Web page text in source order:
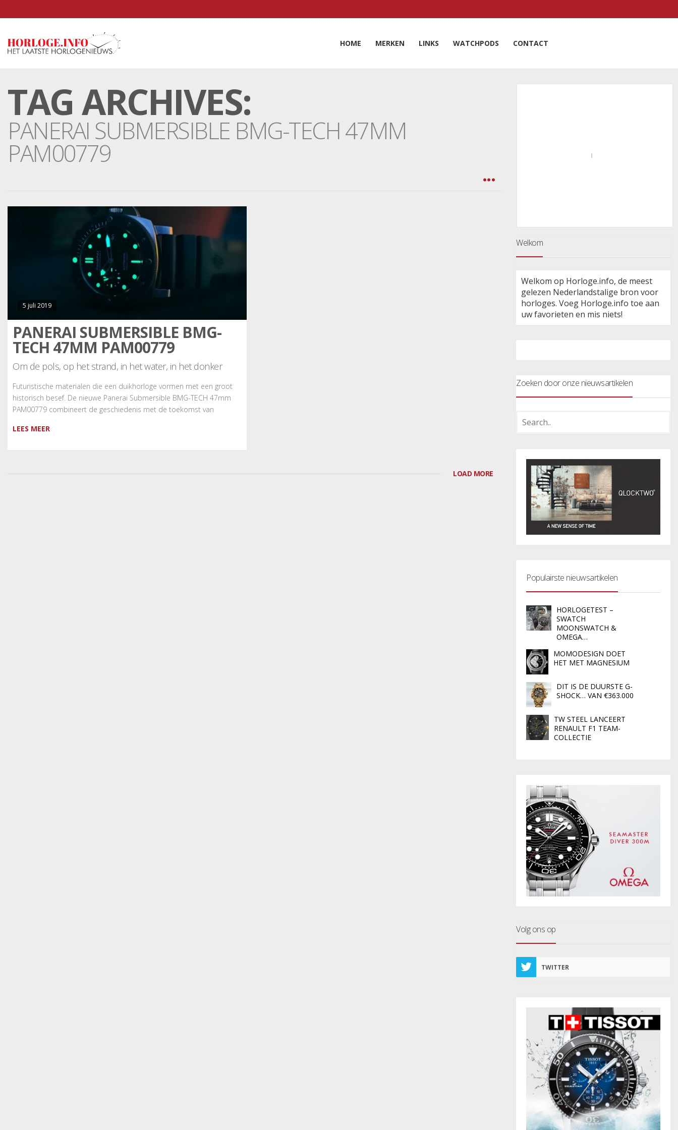
HOME MERKEN LINKS WATCHPODS CONTACT
TAG ARCHIVES:
PANERAI SUBMERSIBLE BMG-TECH 47MM
PAM00779
5 juli 2019
PANERAI SUBMERSIBLE BMG-
TECH 47MM PAM00779
Om de pols, op het strand, in het water, in het donker
Futuristische materialen die een duikhorloge vormen met een groot
historisch besef. De nieuwe Panerai Submersible BMG-TECH 47mm
PAM00779 combineert de geschiedenis met de toekomst van
LEES MEER
LOAD MORE
Welkom
Welkom op Horloge.info, de meest
gelezen Nederlandstalige bron voor
horloges. Voeg Horloge.info toe aan
uw favorieten en mis niets!
Zoeken door onze nieuwsartikelen
Populairste nieuwsartikelen
HORLOGETEST –
SWATCH
MOONSWATCH &
OMEGA…
MOMODESIGN DOET
HET MET MAGNESIUM
DIT IS DE DUURSTE G-
SHOCK… VAN €363.000
TW STEEL LANCEERT
RENAULT F1 TEAM-
COLLECTIE
Volg ons op
TWITTER